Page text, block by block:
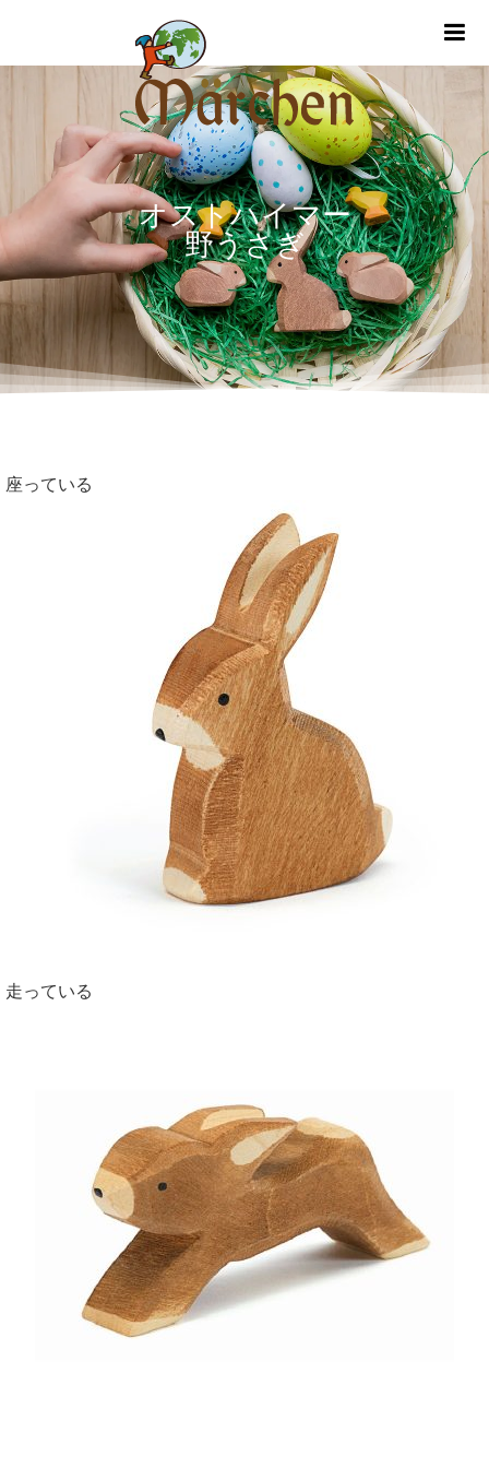
オストハイマー
野うさぎ
座っている
走っている